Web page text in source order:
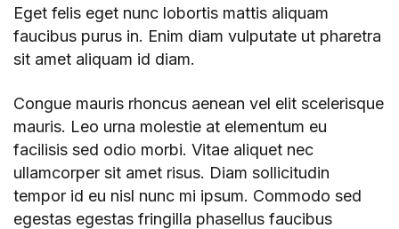
Eget felis eget nunc lobortis mattis aliquam
faucibus purus in. Enim diam vulputate ut pharetra
sit amet aliquam id diam.
Congue mauris rhoncus aenean vel elit scelerisque
mauris. Leo urna molestie at elementum eu
facilisis sed odio morbi. Vitae aliquet nec
ullamcorper sit amet risus. Diam sollicitudin
tempor id eu nisl nunc mi ipsum. Commodo sed
egestas egestas fringilla phasellus faucibus